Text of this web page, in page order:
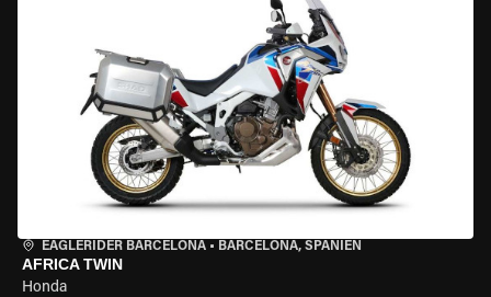
EAGLERIDER BARCELONA • BARCELONA, SPANIEN
AFRICA TWIN
Honda